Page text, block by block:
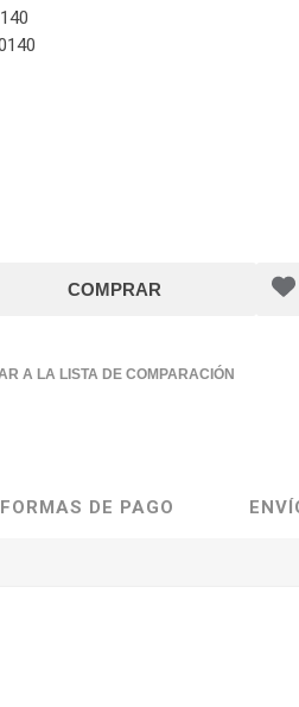
A LA LISTA DE COMPARACIÓN
FORMAS DE PAGO